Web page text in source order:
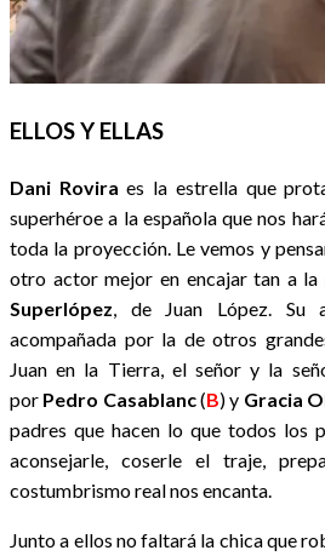
ELLOS Y ELLAS
Dani Rovira es la estrella que
superhéroe a la española que nos
toda la proyección. Le vemos y
otro actor mejor en encajar tan a la
Superlópez, de Juan López. Su
acompañada por la de otros
Juan en la Tierra, el señor y la
por Pedro Casablanc(B) y Gracia
padres que hacen lo que todos los
aconsejarle, coserle el traje,
costumbrismo real nos encanta.
Junto a ellos no faltará la chica que